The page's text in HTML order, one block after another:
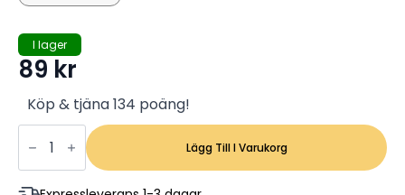
I lager
89 kr
Köp & tjäna 134 poäng!
Superhjältarna
(INPLASTAD)
Disney
Pixar
klassiker
Lägg Till I Varukorg